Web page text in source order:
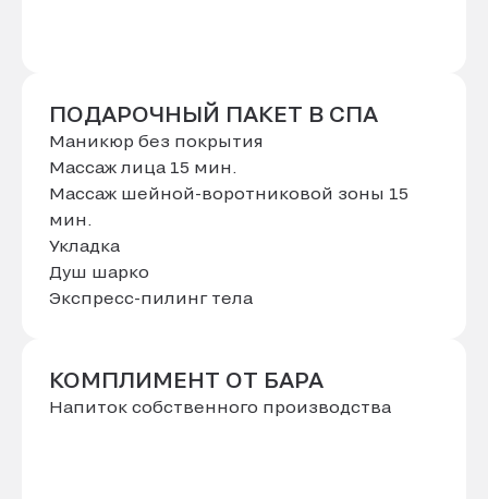
ПОДАРОЧНЫЙ ПАКЕТ В СПА
Маникюр без покрытия
Массаж лица 15 мин.
Массаж шейной-воротниковой зоны 15
мин.
Укладка
Душ шарко
Экспресс-пилинг тела
КОМПЛИМЕНТ ОТ БАРА
Напиток собственного производства